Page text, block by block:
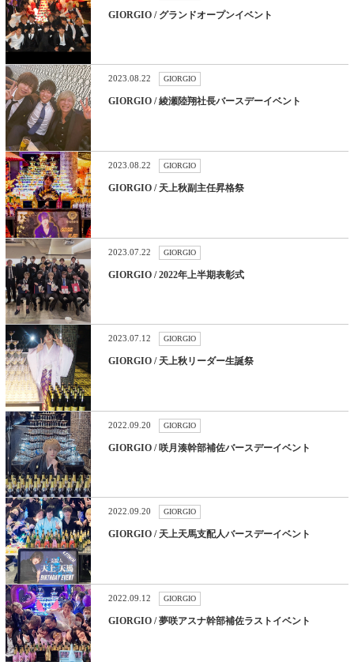
GIORGIO / グランドオープンイベント
2023.08.22 GIORGIO
GIORGIO / 綾瀬陸翔社長バースデーイベント
2023.08.22 GIORGIO
GIORGIO / 天上秋副主任昇格祭
2023.07.22 GIORGIO
GIORGIO / 2022年上半期表彰式
2023.07.12 GIORGIO
GIORGIO / 天上秋リーダー生誕祭
2022.09.20 GIORGIO
GIORGIO / 咲月湊幹部補佐バースデーイベント
2022.09.20 GIORGIO
GIORGIO / 天上天馬支配人バースデーイベント
2022.09.12 GIORGIO
GIORGIO / 夢咲アスナ幹部補佐ラストイベント